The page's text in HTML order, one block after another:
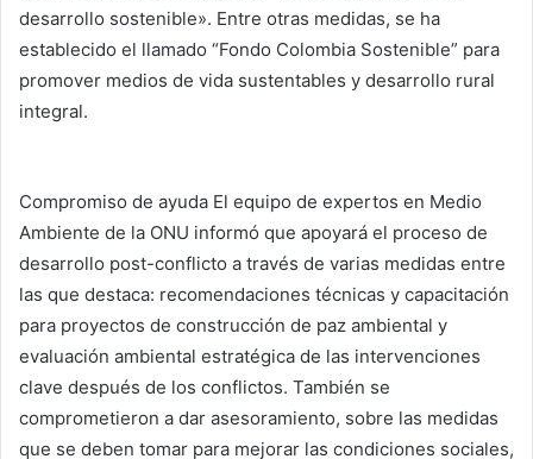
desarrollo sostenible». Entre otras medidas, se ha
establecido el llamado “Fondo Colombia Sostenible” para
promover medios de vida sustentables y desarrollo rural
integral.
Compromiso de ayuda El equipo de expertos en Medio
Ambiente de la ONU informó que apoyará el proceso de
desarrollo post-conflicto a través de varias medidas entre
las que destaca: recomendaciones técnicas y capacitación
para proyectos de construcción de paz ambiental y
evaluación ambiental estratégica de las intervenciones
clave después de los conflictos. También se
comprometieron a dar asesoramiento, sobre las medidas
que se deben tomar para mejorar las condiciones sociales,